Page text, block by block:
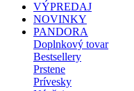
VÝPREDAJ
NOVINKY
PANDORA
Doplnkový tovar
Bestsellery
Prstene
Prívesky